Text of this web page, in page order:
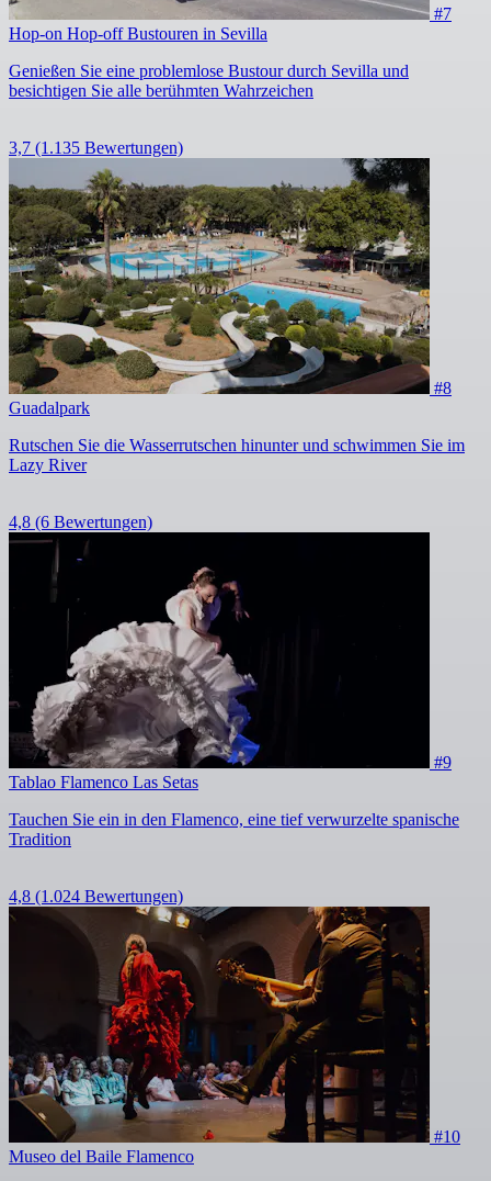
#7
Hop-on Hop-off Bustouren in Sevilla
Genießen Sie eine problemlose Bustour durch Sevilla und
besichtigen Sie alle berühmten Wahrzeichen
3,7 (1.135 Bewertungen)
#8
Guadalpark
Rutschen Sie die Wasserrutschen hinunter und schwimmen Sie im
Lazy River
4,8 (6 Bewertungen)
#9
Tablao Flamenco Las Setas
Tauchen Sie ein in den Flamenco, eine tief verwurzelte spanische
Tradition
4,8 (1.024 Bewertungen)
#10
Museo del Baile Flamenco